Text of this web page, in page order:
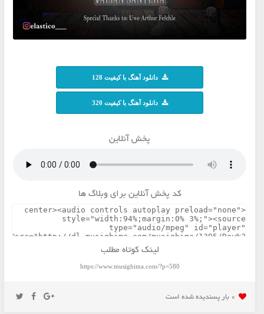
دانلود آهنگ با کیفیت 128
دانلود آهنگ با کیفیت 320
پخش آنلاین
کد پخش آنلاین برای وبلاگ ها
لینک کوتاه مطلب
https://www.musighima.com/?p=580
0 بار پسنديده شده است